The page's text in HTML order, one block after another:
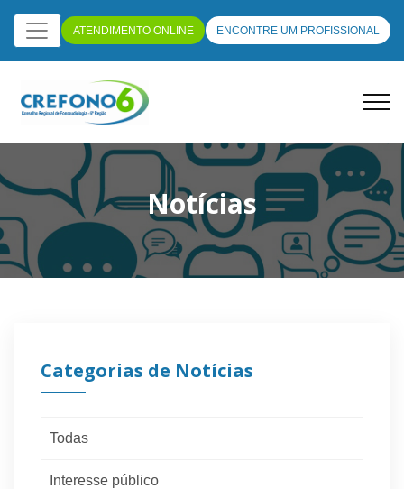
ATENDIMENTO ONLINE ENCONTRE UM PROFISSIONAL
Notícias
Categorias de Notícias
Todas
Interesse público